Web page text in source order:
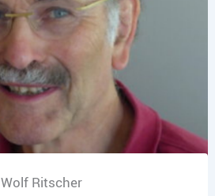
Wolf Ritscher